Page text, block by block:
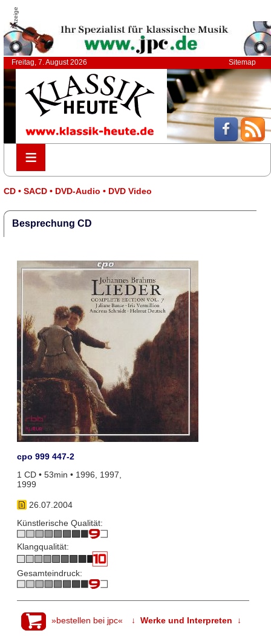
Anzeige
Freitag, 7. August 2026 Sitemap
≡
≡
CD • SACD • DVD-Audio • DVD Video
Besprechung CD
cpo 999 447-2
1 CD • 53min • 1996, 1997,
1999
26.07.2004
Künstlerische Qualität:
Klangqualität:
Gesamteindruck:
»bestellen bei jpc« ↓ Werke und Interpreten ↓